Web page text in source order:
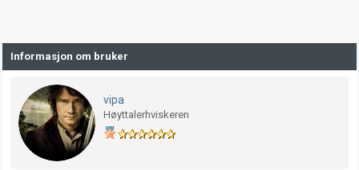
Informasjon om bruker
vipa
Høyttalerhviskeren